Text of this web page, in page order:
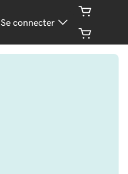
Se connecter